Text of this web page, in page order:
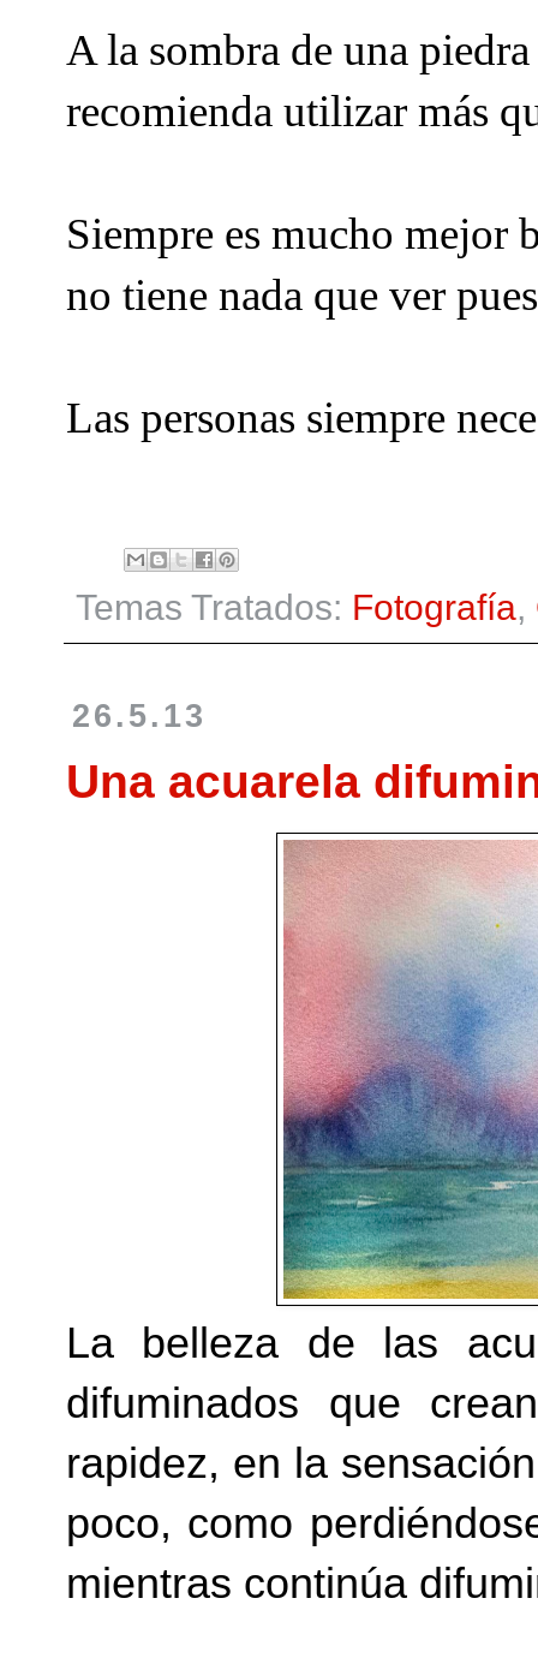
A la sombra de una
recomienda utilizar más
Siempre es mucho mejor
no tiene nada que ver
Las personas siempre
Temas Tratados: Fotografía,
26.5.13
Una acuarela
La belleza de las
difuminados que
rapidez, en la
poco, como
mientras continúa